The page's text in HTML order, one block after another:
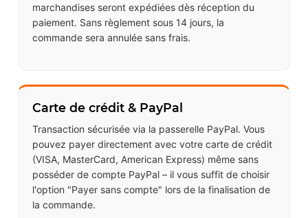
marchandises seront expédiées dès réception du
paiement. Sans règlement sous 14 jours, la
commande sera annulée sans frais.
Carte de crédit & PayPal
Transaction sécurisée via la passerelle PayPal. Vous
pouvez payer directement avec votre carte de crédit
(VISA, MasterCard, American Express) même sans
posséder de compte PayPal – il vous suffit de choisir
l'option "Payer sans compte" lors de la finalisation de
la commande.